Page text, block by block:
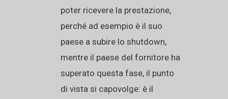
poter ricevere la prestazione,
perché ad esempio è il suo
paese a subire lo shutdown,
mentre il paese del fornitore ha
superato questa fase, il punto
di vista si capovolge: è il